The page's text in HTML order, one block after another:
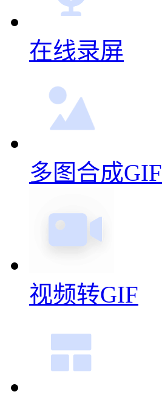
在线录屏
多图合成GIF
视频转GIF